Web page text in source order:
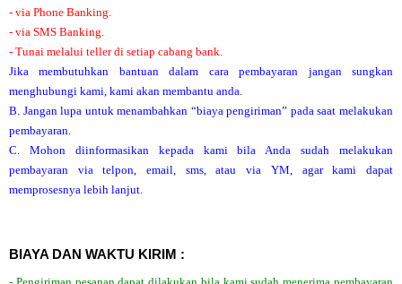
- via Phone Banking.
- via SMS Banking.
- Tunai melalui teller di setiap cabang bank.
Jika membutuhkan bantuan dalam cara pembayaran jangan sungkan
menghubungi kami, kami akan membantu anda.
B. Jangan lupa untuk menambahkan “biaya pengiriman” pada saat melakukan
pembayaran.
C. Mohon diinformasikan kepada kami bila Anda sudah melakukan
pembayaran via telpon, email, sms, atau via YM, agar kami dapat
memprosesnya lebih lanjut.
BIAYA DAN WAKTU KIRIM :